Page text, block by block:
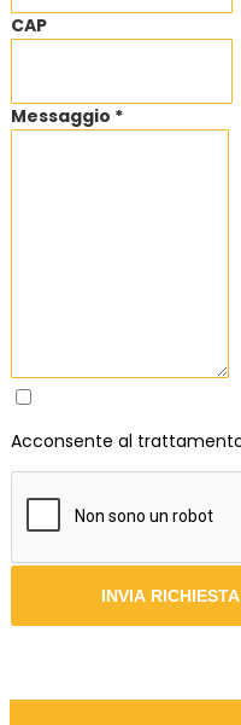
CAP
Messaggio *
Acconsente al